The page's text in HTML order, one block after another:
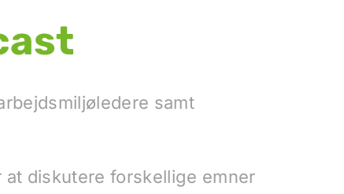
samt
diskutere forskellige emner